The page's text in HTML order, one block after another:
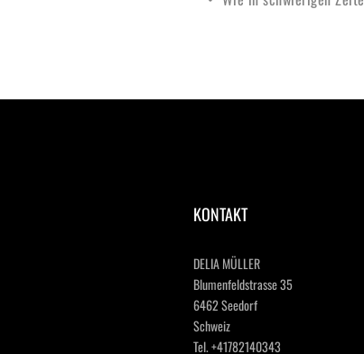
KONTAKT
DELIA MÜLLER
Blumenfeldstrasse 35
6462 Seedorf
Schweiz
Tel. +41782140343